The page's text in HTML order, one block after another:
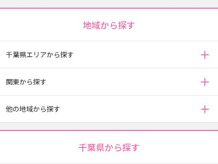
地域から探す
千葉県エリアから探す
関東から探す
他の地域から探す
千葉県から探す